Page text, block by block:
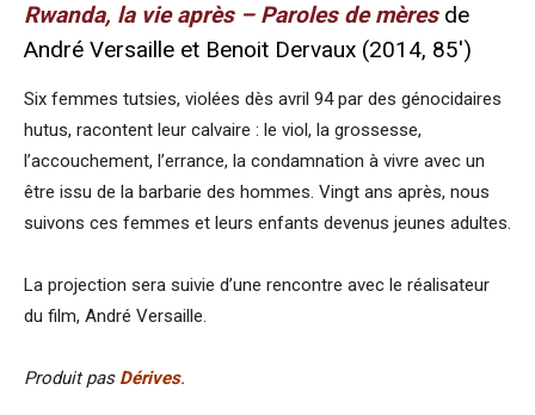
Rwanda, la vie après – Paroles de mèresde
André Versaille et Benoit Dervaux (2014, 85′)
Six femmes tutsies, violées dès avril 94 par des génocidaires
hutus, racontent leur calvaire : le viol, la grossesse,
l’accouchement, l’errance, la condamnation à vivre avec un
être issu de la barbarie des hommes. Vingt ans après, nous
suivons ces femmes et leurs enfants devenus jeunes adultes.
La projection sera suivie d’une rencontre avec le réalisateur
du film, André Versaille.
Produit pas Dérives.